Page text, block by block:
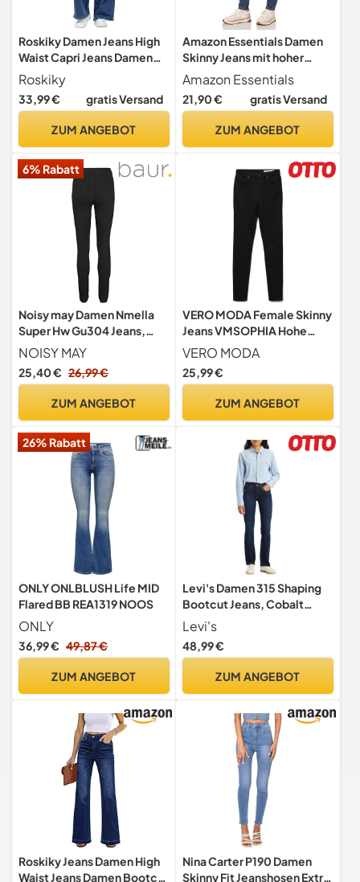
Roskiky Damen Jeans High
Waist Capri Jeans Damen
Sommer Jeanshose High
Waist Nightfall Blue L
Roskiky
33,99 € gratis Versand
ZUM ANGEBOT
Amazon Essentials Damen
Skinny Jeans mit hoher
Taille, mittlere Waschung,
46 lang
Amazon Essentials
21,90 € gratis Versand
ZUM ANGEBOT
6% Rabatt
Noisy may Damen Nmella
Super Hw Gu304 Jeans,
Schwarz, M / 30
NOISY MAY
25,40 € 26,99 €
ZUM ANGEBOT
VERO MODA Female Skinny
Jeans VMSOPHIA Hohe
Taille Slim Fit Jeans
VERO MODA
25,99 €
ZUM ANGEBOT
26% Rabatt
ONLY ONLBLUSH Life MID
Flared BB REA1319 NOOS
ONLY
36,99 € 49,87 €
ZUM ANGEBOT
Levi's Damen 315 Shaping
Bootcut Jeans, Cobalt
Haze, Blau, 29W 30L
Levi's
48,99 €
ZUM ANGEBOT
Roskiky Jeans Damen High
Waist Jeans Damen Bootcut
Nina Carter P190 Damen
Skinny Fit Jeanshosen Extra